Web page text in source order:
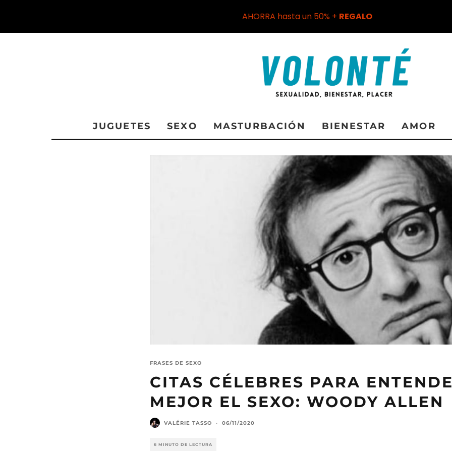
JUGUETES SEXO MASTURBACIÓN BIENESTAR AMOR
FRASES DE SEXO
CITAS CÉLEBRES PARA
MEJOR EL SEXO: WOODY ALLEN
VALÉRIE TASSO · 06/11/2020
6 MINUTO DE LECTURA
AHORRA hasta un 50% + REGALO